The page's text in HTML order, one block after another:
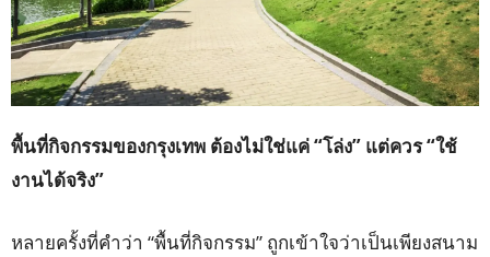
พื้นที่กิจกรรมของกรุงเทพ ต้องไม่ใช่แค่ “โล่ง” แต่ควร “ใช้
งานได้จริง”
หลายครั้งที่คำว่า “พื้นที่กิจกรรม” ถูกเข้าใจว่าเป็นเพียงสนาม